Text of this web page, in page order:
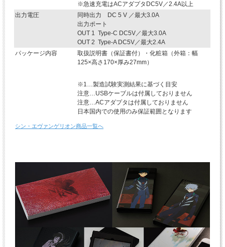
※急速充電はACアダプタDC5V／2.4A以上
出力電圧
同時出力 DC 5 V ／最大3.0A
出力ポート
OUT 1 Type-C DC5V／最大3.0A
OUT 2 Type-A DC5V／最大2.4A
パッケージ内容
取扱説明書（保証書付）・化粧箱（外箱：幅
125×高さ170×厚み27mm）
※1…製造試験実測結果に基づく目安
注意…USBケーブルは付属しておりません
注意…ACアダプタは付属しておりません
日本国内での使用のみ保証範囲となります
シン・エヴァンゲリオン商品一覧へ